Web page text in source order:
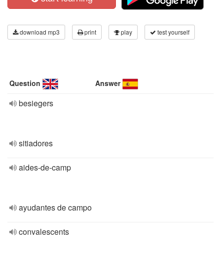
download mp3 print play test yourself
Question Answer
besiegers
sitiadores
aides-de-camp
ayudantes de campo
convalescents